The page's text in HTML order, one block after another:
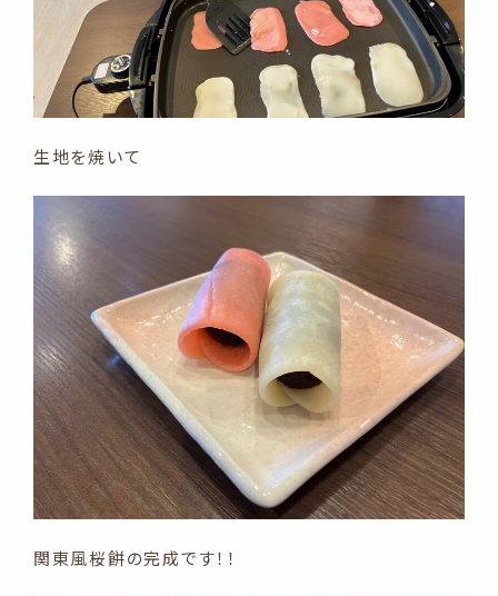
生地を焼いて
関東風桜餅の完成です！！